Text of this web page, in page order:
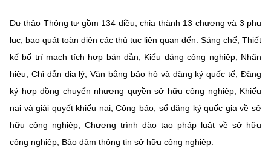
Dự thảo Thông tư gồm 134 điều, chia thành 13 chương và 3 phụ
lục, bao quát toàn diện các thủ tục liên quan đến: Sáng chế; Thiết
kế bố trí mạch tích hợp bán dẫn; Kiểu dáng công nghiệp; Nhãn
hiệu; Chỉ dẫn địa lý; Văn bằng bảo hộ và đăng ký quốc tế; Đăng
ký hợp đồng chuyển nhượng quyền sở hữu công nghiệp; Khiếu
nại và giải quyết khiếu nại; Công báo, sổ đăng ký quốc gia về sở
hữu công nghiệp; Chương trình đào tạo pháp luật về sở hữu
công nghiệp; Bảo đảm thông tin sở hữu công nghiệp.